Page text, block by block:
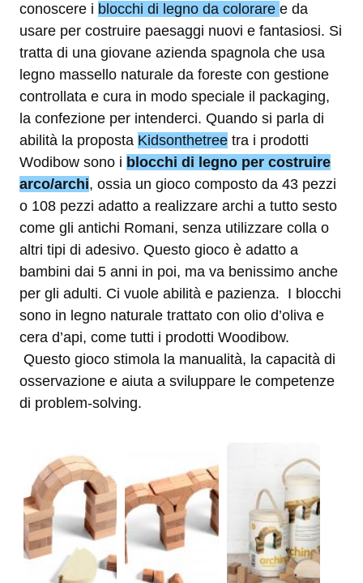
conoscere i blocchi di legno da colorare e da
usare per costruire paesaggi nuovi e fantasiosi. Si
tratta di una giovane azienda spagnola che usa
legno massello naturale da foreste con gestione
controllata e cura in modo speciale il packaging,
la confezione per intenderci. Quando si parla di
abilità la proposta Kidsonthetree tra i prodotti
Wodibow sono i blocchi di legno per costruire
arco/archi, ossia un gioco composto da 43 pezzi
o 108 pezzi adatto a realizzare archi a tutto sesto
come gli antichi Romani, senza utilizzare colla o
altri tipi di adesivo. Questo gioco è adatto a
bambini dai 5 anni in poi, ma va benissimo anche
per gli adulti. Ci vuole abilità e pazienza. I blocchi
sono in legno naturale trattato con olio d’oliva e
cera d’api, come tutti i prodotti Woodibow.
Questo gioco stimola la manualità, la capacità di
osservazione e aiuta a sviluppare le competenze
di problem-solving.